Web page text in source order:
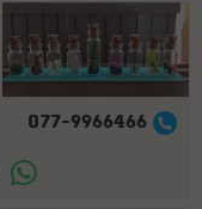
077-9966466